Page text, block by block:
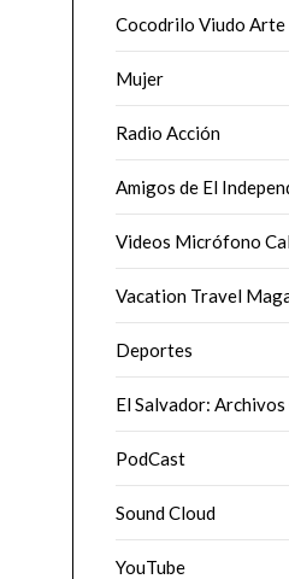
Cocodrilo Viudo
Mujer
Radio Acción
Amigos de El
Videos Micrófono
Vacation Travel
Deportes
El Salvador:
PodCast
Sound Cloud
YouTube